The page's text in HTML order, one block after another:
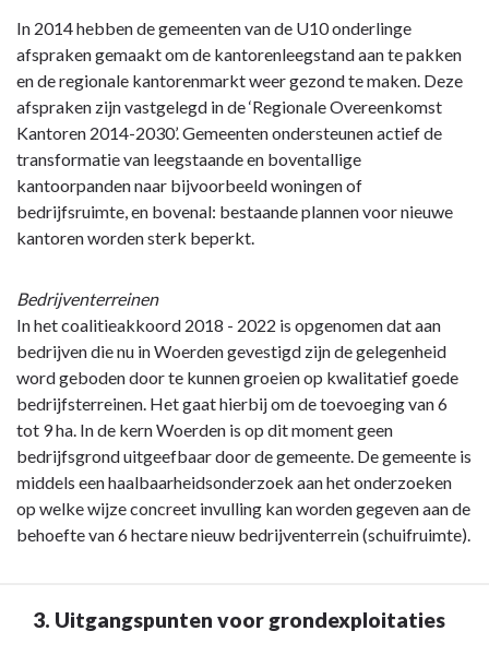
In 2014 hebben de gemeenten van de U10 onderlinge
afspraken gemaakt om de kantorenleegstand aan te pakken
en de regionale kantorenmarkt weer gezond te maken. Deze
afspraken zijn vastgelegd in de ‘Regionale Overeenkomst
Kantoren 2014-2030’. Gemeenten ondersteunen actief de
transformatie van leegstaande en boventallige
kantoorpanden naar bijvoorbeeld woningen of
bedrijfsruimte, en bovenal: bestaande plannen voor nieuwe
kantoren worden sterk beperkt.
Bedrijventerreinen
In het coalitieakkoord 2018 - 2022 is opgenomen dat aan
bedrijven die nu in Woerden gevestigd zijn de gelegenheid
word geboden door te kunnen groeien op kwalitatief goede
bedrijfsterreinen. Het gaat hierbij om de toevoeging van 6
tot 9 ha. In de kern Woerden is op dit moment geen
bedrijfsgrond uitgeefbaar door de gemeente. De gemeente is
middels een haalbaarheidsonderzoek aan het onderzoeken
op welke wijze concreet invulling kan worden gegeven aan de
behoefte van 6 hectare nieuw bedrijventerrein (schuifruimte).
3. Uitgangspunten voor grondexploitaties